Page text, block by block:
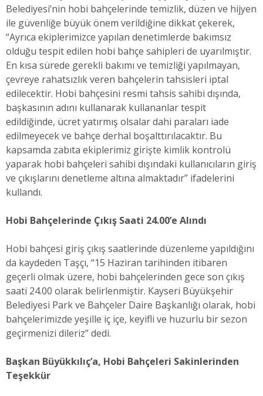
Belediyesi’nin hobi bahçelerinde temizlik, düzen ve hijyen
ile güvenliğe büyük önem verildiğine dikkat çekerek,
“Ayrıca ekiplerimizce yapılan denetimlerde bakımsız
olduğu tespit edilen hobi bahçe sahipleri de uyarılmıştır.
En kısa sürede gerekli bakımı ve temizliği yapılmayan,
çevreye rahatsızlık veren bahçelerin tahsisleri iptal
edilecektir. Hobi bahçesini resmi tahsis sahibi dışında,
başkasının adını kullanarak kullananlar tespit
edildiğinde, ücret yatırmış olsalar dahi paraları iade
edilmeyecek ve bahçe derhal boşalttırılacaktır. Bu
kapsamda zabıta ekiplerimiz girişte kimlik kontrolü
yaparak hobi bahçeleri sahibi dışındaki kullanıcıların giriş
ve çıkışlarını denetleme altına almaktadır” ifadelerini
kullandı.
Hobi Bahçelerinde Çıkış Saati 24.00’e Alındı
Hobi bahçesi giriş çıkış saatlerinde düzenleme yapıldığını
da kaydeden Taşçı, “15 Haziran tarihinden itibaren
geçerli olmak üzere, hobi bahçelerinden gece son çıkış
saati 24.00 olarak belirlenmiştir. Kayseri Büyükşehir
Belediyesi Park ve Bahçeler Daire Başkanlığı olarak, hobi
bahçelerimizde yeşille iç içe, keyifli ve huzurlu bir sezon
geçirmenizi dileriz” dedi.
Başkan Büyükkılıç’a, Hobi Bahçeleri Sakinlerinden
Teşekkür